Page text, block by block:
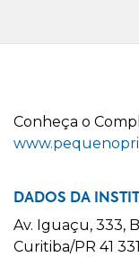
Conheça o C
DADOS DA
Av. Iguaçu, 333,
Curitiba/PR 41